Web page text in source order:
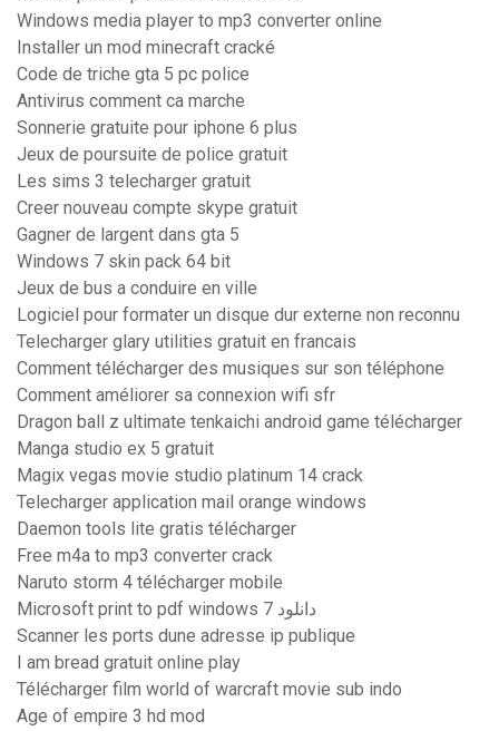
Windows media player to mp3 converter online
Installer un mod minecraft cracké
Code de triche gta 5 pc police
Antivirus comment ca marche
Sonnerie gratuite pour iphone 6 plus
Jeux de poursuite de police gratuit
Les sims 3 telecharger gratuit
Creer nouveau compte skype gratuit
Gagner de largent dans gta 5
Windows 7 skin pack 64 bit
Jeux de bus a conduire en ville
Logiciel pour formater un disque dur externe non reconnu
Telecharger glary utilities gratuit en francais
Comment télécharger des musiques sur son téléphone
Comment améliorer sa connexion wifi sfr
Dragon ball z ultimate tenkaichi android game télécharger
Manga studio ex 5 gratuit
Magix vegas movie studio platinum 14 crack
Telecharger application mail orange windows
Daemon tools lite gratis télécharger
Free m4a to mp3 converter crack
Naruto storm 4 télécharger mobile
Microsoft print to pdf windows 7 دانلود
Scanner les ports dune adresse ip publique
I am bread gratuit online play
Télécharger film world of warcraft movie sub indo
Age of empire 3 hd mod